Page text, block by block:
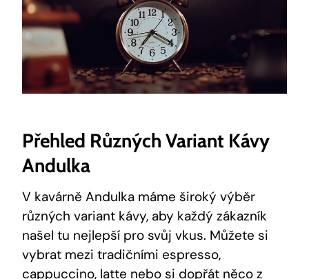
Přehled Různých Variant Kávy
Andulka
V kavárně Andulka máme široký výběr
různých variant kávy, aby každý zákazník
našel tu nejlepší pro svůj vkus. Můžete si
vybrat mezi tradičními espresso,
cappuccino, latte nebo si dopřát něco z